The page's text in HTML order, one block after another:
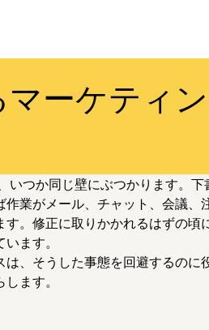
ーケティ
いつか同じ壁にぶつかります。下
業がメール、チャット、会議、
。修正に取りかかれるはずの頃
ます。
、そうした事態を回避するのに
ます。